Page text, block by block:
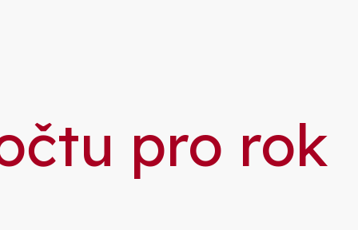
pro rok